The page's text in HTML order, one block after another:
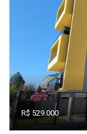
R$ 529.000